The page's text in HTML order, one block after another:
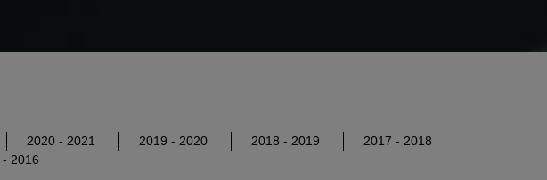
2020 - 2021 2019 - 2020 2018 - 2019
2017 - 2018
- 2016